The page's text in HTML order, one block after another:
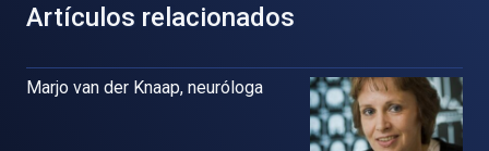
Artículos relacionados
Marjo van der Knaap, neuróloga